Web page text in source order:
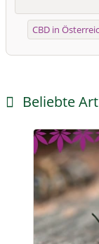
Beliebte
CBD in